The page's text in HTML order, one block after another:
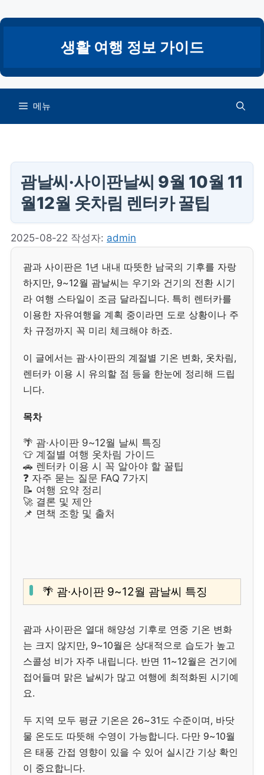
텐
건
너
생활 여행 정보 가이드
메뉴
괌날씨·사이판날씨 9월 10월 11
월12월 옷차림 렌터카 꿀팁
2025-08-22 작성자: admin
괌과 사이판은 1년 내내 따뜻한 남국의 기후를 자랑
하지만, 9~12월 괌날씨는 우기와 건기의 전환 시기
라 여행 스타일이 조금 달라집니다. 특히 렌터카를
이용한 자유여행을 계획 중이라면 도로 상황이나 주
차 규정까지 꼭 미리 체크해야 하죠.
이 글에서는 괌·사이판의 계절별 기온 변화, 옷차림,
렌터카 이용 시 유의할 점 등을 한눈에 정리해 드립
니다.
목차
🌴 괌·사이판 9~12월 날씨 특징
👕 계절별 여행 옷차림 가이드
🚗 렌터카 이용 시 꼭 알아야 할 꿀팁
❓ 자주 묻는 질문 FAQ 7가지
📝 여행 요약 정리
🚀 결론 및 제안
📌 면책 조항 및 출처
🌴 괌·사이판 9~12월 괌날씨 특징
괌과 사이판은 열대 해양성 기후로 연중 기온 변화
는 크지 않지만, 9~10월은 상대적으로 습도가 높고
스콜성 비가 자주 내립니다. 반면 11~12월은 건기에
접어들며 맑은 날씨가 많고 여행에 최적화된 시기예
요.
두 지역 모두 평균 기온은 26~31도 수준이며, 바닷
물 온도도 따뜻해 수영이 가능합니다. 다만 9~10월
은 태풍 간접 영향이 있을 수 있어 실시간 기상 확인
이 중요합니다.